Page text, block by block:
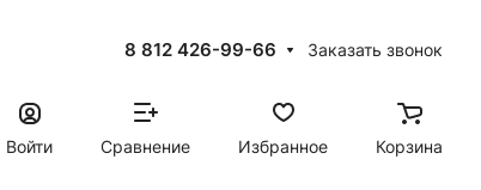
8 812 426-99-66 Заказать звонок
Войти
Сравнение Избранное Корзина